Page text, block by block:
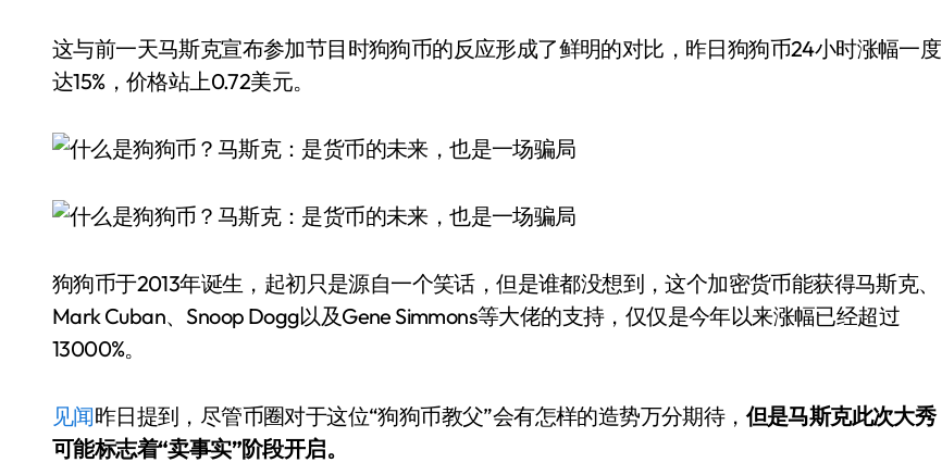
这与前一天马斯克宣布参加节目时狗狗币的反应形成了鲜明的对比，昨日狗狗币24小时涨幅一度
达15%，价格站上0.72美元。
狗狗币于2013年诞生，起初只是源自一个笑话，但是谁都没想到，这个加密货币能获得马斯克、
Mark Cuban、Snoop Dogg以及Gene Simmons等大佬的支持，仅仅是今年以来涨幅已经超过
13000%。
见闻昨日提到，尽管币圈对于这位“狗狗币教父”会有怎样的造势万分期待，但是马斯克此次大秀
可能标志着“卖事实”阶段开启。